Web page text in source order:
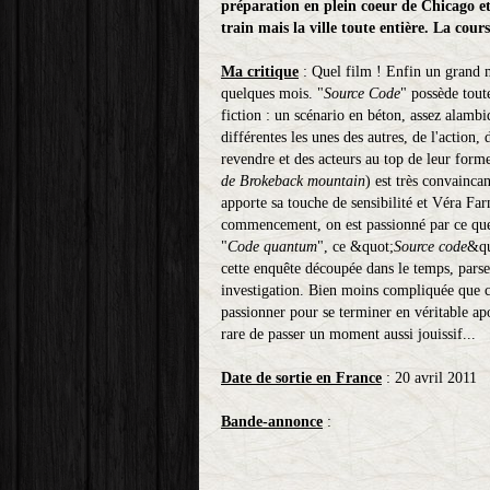
préparation en plein coeur de Chicago
train mais la ville toute entière. La
Ma critique : Quel film ! Enfin un grand
quelques mois. "Source Code" possède
fiction : un scénario en béton, assez
différentes les unes des autres, de l'action,
revendre et des acteurs au top de leur
de Brokeback mountain) est très
apporte sa touche de sensibilité et Véra
commencement, on est passionné par ce
"Code quantum", ce &quot;Source code
cette enquête découpée dans le temps,
investigation. Bien moins compliquée que
passionner pour se terminer en véritable
rare de passer un moment aussi jouissif...
Date de sortie en France : 20 avril 2011
Bande-annonce :